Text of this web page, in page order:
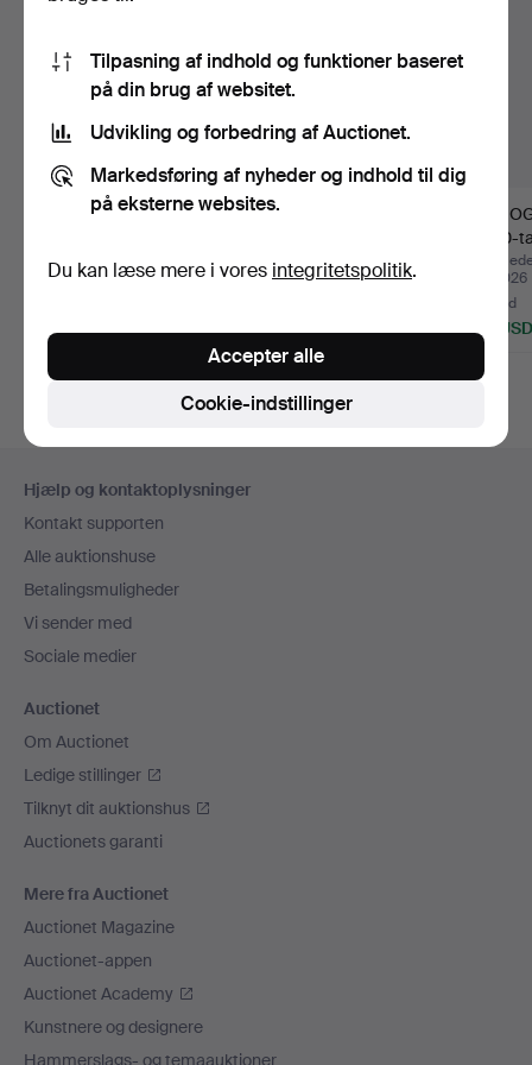
FONOGRAF, Excelsior
Opnåede hammerslag 5
aug 2026
186 USD
GRAMMOFON, His
109, …
Opnåede hammerslag 19
jul 2026
32 USD
1900-
jul 2026
18 bud
211 USD
Hjælp og kontaktoplysninger
Kontakt supporten
Alle auktionshuse
Betalingsmuligheder
Vi sender med
Sociale medier
Auctionet
Om Auctionet
Ledige stillinger
Tilknyt dit auktionshus
Auctionets garanti
Mere fra Auctionet
Auctionet Magazine
Auctionet-appen
Auctionet Academy
Kunstnere og designere
Hammerslags- og temaauktioner
Tilpasning af indhold og funktioner baseret
på din brug af websitet.
Udvikling og forbedring af Auctionet.
Markedsføring af nyheder og indhold til dig
på eksterne websites.
Du kan læse mere i vores integritetspolitik.
Cookie-indstillinger
Accepter alle